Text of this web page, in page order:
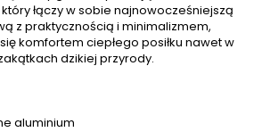
łączy w sobie najnowocześniejszą
z praktycznością i minimalizmem,
komfortem ciepłego posiłku nawet w
dzikiej przyrody.
aluminium